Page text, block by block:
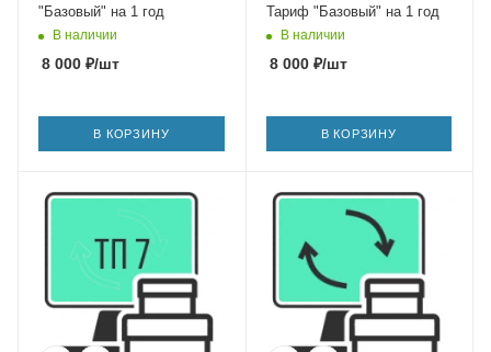
"Базовый" на 1 год
В наличии
8 000 ₽/шт
В КОРЗИНУ
Тариф "Базовый" на 1 год
В наличии
8 000₽/шт
В КОРЗИНУ